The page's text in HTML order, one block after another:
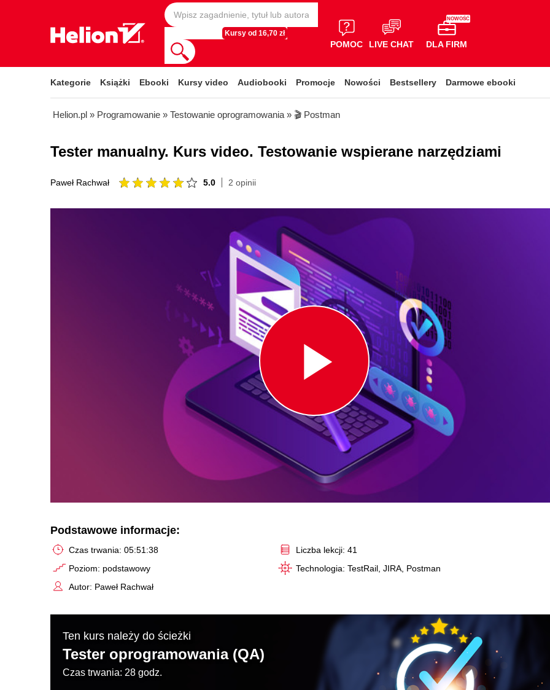
Kursy od 16,70 zł
POMOC LIVE CHAT
NOWOŚĆ
DLA FIRM
Kategorie Książki Ebooki Kursy video Audiobooki Promocje Nowości Bestsellery Darmowe ebooki
Helion.pl » Programowanie » Testowanie oprogramowania » 🎬 Postman
Tester manualny. Kurs video. Testowanie wspierane narzędziami
Paweł Rachwał 5.0 2 opinii
Play
Video
Podstawowe informacje:
Czas trwania: 05:51:38
Poziom: podstawowy
Autor: Paweł Rachwał
Liczba lekcji: 41
Technologia: TestRail, JIRA, Postman
Ten kurs należy do ścieżki
Tester oprogramowania (QA)
Czas trwania: 28 godz.